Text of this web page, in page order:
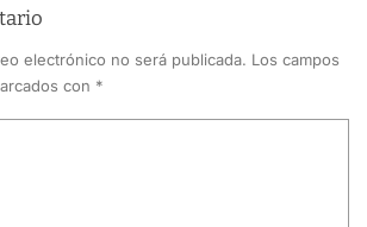
electrónico no será publicada. Los campos
con *